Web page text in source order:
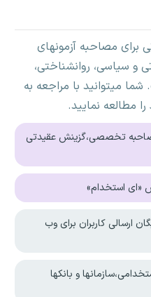
برای مصاحبه آزمونهای
سیاسی، روانشناختی،
میتوانید با مراجعه به
مطالعه نمایید.
تخصصی،گزینش عقیدتی
«ای استخدام»
ارسالی کاربران برای وب
و بانکها